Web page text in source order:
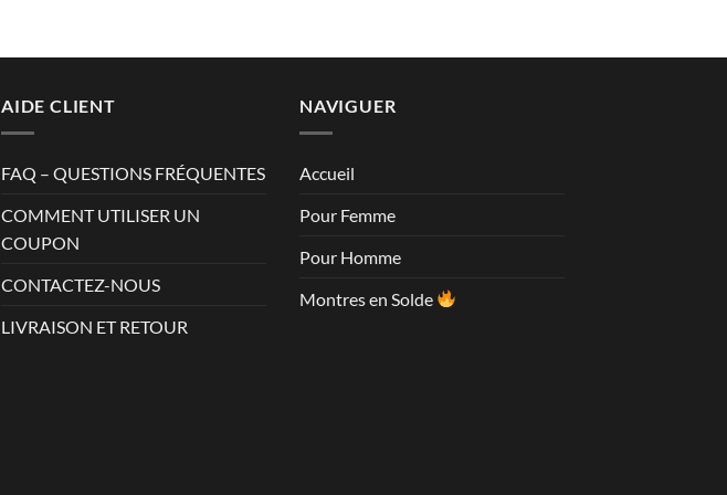
AIDE CLIENT
FAQ – QUESTIONS FRÉQUENTES
COMMENT UTILISER UN
COUPON
CONTACTEZ-NOUS
LIVRAISON ET RETOUR
NAVIGUER
Accueil
Pour Femme
Pour Homme
Montres en Solde